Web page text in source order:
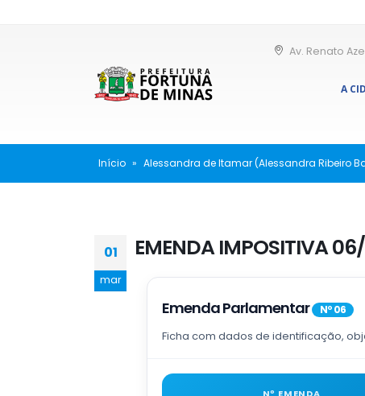
Av. Renato
A
Início » Alessandra de Itamar (Alessandra Ribeiro
01
mar
EMENDA IMPOSITIVA
Emenda Parlamentar Nº 06
Ficha com dados de identificação,